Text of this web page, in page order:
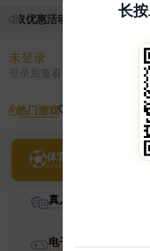
取优惠活动的手续麻烦，
未登录
登录后查看
热门游戏
体育
真人
电子
长